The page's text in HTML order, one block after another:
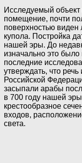
Исследуемый объект
помещение, почти
поверхностью виден
купола. Постройка
нашей эры. До
изначально это
последние
утверждать, что
Российской
засыпали арабы
в 700 году нашей
крестообразное
входов,
света.